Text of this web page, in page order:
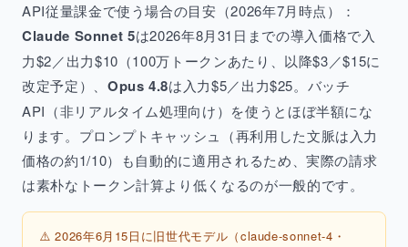
API従量課金で使う場合の目安（2026年7月時点）：
Claude Sonnet 5は2026年8月31日までの導入価格で入
力$2／出力$10（100万トークンあたり、以降$3／$15に
改定予定）、 Opus 4.8は入力$5／出力$25。バッチ
API（非リアルタイム処理向け）を使うとほぼ半額にな
ります。プロンプトキャッシュ（再利用した文脈は入力
価格の約1/10）も自動的に適用されるため、実際の請求
は素朴なトークン計算より低くなるのが一般的です。
⚠️ 2026年6月15日に旧世代モデル（claude-sonnet-4・